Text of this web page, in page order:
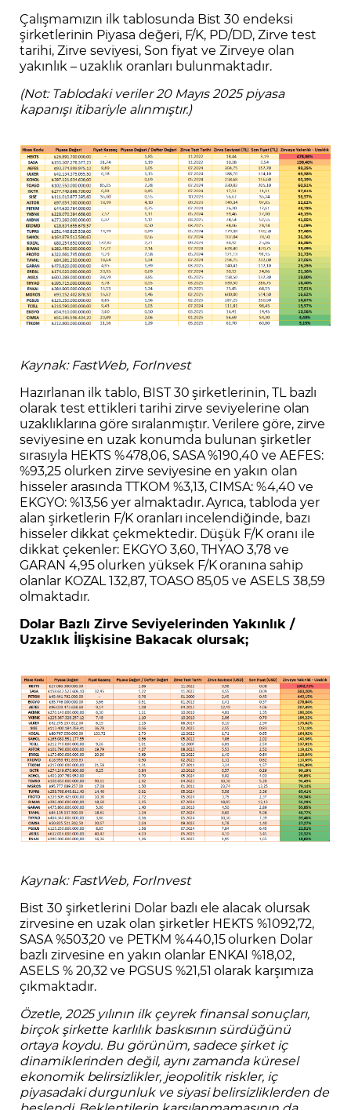
Çalışmamızın ilk tablosunda Bist 30 endeksi
şirketlerinin Piyasa değeri, F/K, PD/DD, Zirve test
tarihi, Zirve seviyesi, Son fiyat ve Zirveye olan
yakınlık – uzaklık oranları bulunmaktadır.
(Not: Tablodaki veriler 20 Mayıs 2025 piyasa
kapanışı itibariyle alınmıştır.)
Kaynak: FastWeb, ForInvest
Hazırlanan ilk tablo, BIST 30 şirketlerinin, TL bazlı
olarak test ettikleri tarihi zirve seviyelerine olan
uzaklıklarına göre sıralanmıştır. Verilere göre, zirve
seviyesine en uzak konumda bulunan şirketler
sırasıyla HEKTS %478,06, SASA %190,40 ve AEFES:
%93,25 olurken zirve seviyesine en yakın olan
hisseler arasında TTKOM %3,13, CIMSA: %4,40 ve
EKGYO: %13,56 yer almaktadır. Ayrıca, tabloda yer
alan şirketlerin F/K oranları incelendiğinde, bazı
hisseler dikkat çekmektedir. Düşük F/K oranı ile
dikkat çekenler: EKGYO 3,60, THYAO 3,78 ve
GARAN 4,95 olurken yüksek F/K oranına sahip
olanlar KOZAL 132,87, TOASO 85,05 ve ASELS 38,59
olmaktadır.
Dolar Bazlı Zirve Seviyelerinden Yakınlık /
Uzaklık İlişkisine Bakacak olursak;
Kaynak: FastWeb, ForInvest
Bist 30 şirketlerini Dolar bazlı ele alacak olursak
zirvesine en uzak olan şirketler HEKTS %1092,72,
SASA %503,20 ve PETKM %440,15 olurken Dolar
bazlı zirvesine en yakın olanlar ENKAI %18,02,
ASELS % 20,32 ve PGSUS %21,51 olarak karşımıza
çıkmaktadır.
Özetle, 2025 yılının ilk çeyrek finansal sonuçları,
birçok şirkette karlılık baskısının sürdüğünü
ortaya koydu. Bu görünüm, sadece şirket iç
dinamiklerinden değil, aynı zamanda küresel
ekonomik belirsizlikler, jeopolitik riskler, iç
piyasadaki durgunluk ve siyasi belirsizliklerden de